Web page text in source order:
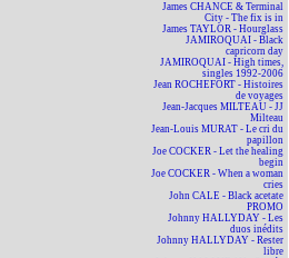
James CHANCE & Terminal
City - The fix is in
James TAYLOR - Hourglass
JAMIROQUAI - Black
capricorn day
JAMIROQUAI - High times,
singles 1992-2006
Jean ROCHEFORT - Histoires
de voyages
Jean-Jacques MILTEAU - JJ
Milteau
Jean-Louis MURAT - Le cri du
papillon
Joe COCKER - Let the healing
begin
Joe COCKER - When a woman
cries
John CALE - Black acetate
PROMO
Johnny HALLYDAY - Les
duos inédits
Johnny HALLYDAY - Rester
libre